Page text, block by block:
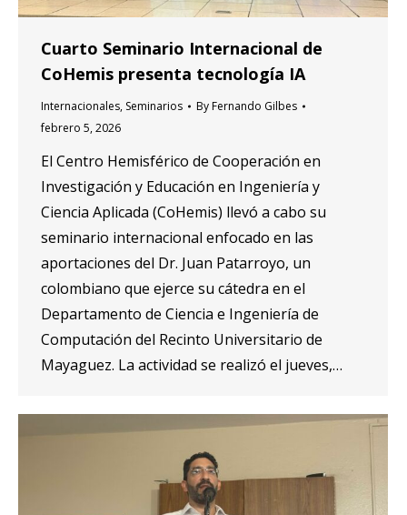
Cuarto Seminario Internacional de
CoHemis presenta tecnología IA
Internacionales, Seminarios ByFernando Gilbes
febrero 5, 2026
El Centro Hemisférico de Cooperación en
Investigación y Educación en Ingeniería y
Ciencia Aplicada (CoHemis) llevó a cabo su
seminario internacional enfocado en las
aportaciones del Dr. Juan Patarroyo, un
colombiano que ejerce su cátedra en el
Departamento de Ciencia e Ingeniería de
Computación del Recinto Universitario de
Mayaguez. La actividad se realizó el jueves,…